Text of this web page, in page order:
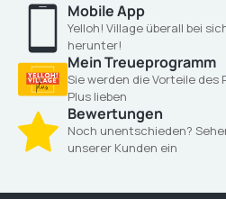
Mobile App
Yelloh! Village überall bei
herunter!
Mein Treueprogramm
Sie werden die Vorteile des
Plus lieben
Bewertungen
Noch unentschieden?
unserer Kunden ein